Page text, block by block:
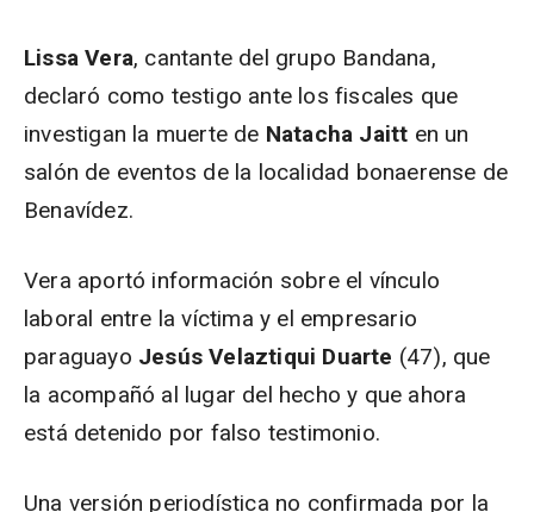
Lissa Vera, cantante del grupo Bandana,
declaró como testigo ante los fiscales que
investigan la muerte de Natacha Jaitt en un
salón de eventos de la localidad bonaerense de
Benavídez.
Vera aportó información sobre el vínculo
laboral entre la víctima y el empresario
paraguayo Jesús Velaztiqui Duarte (47), que
la acompañó al lugar del hecho y que ahora
está detenido por falso testimonio.
Una versión periodística no confirmada por la